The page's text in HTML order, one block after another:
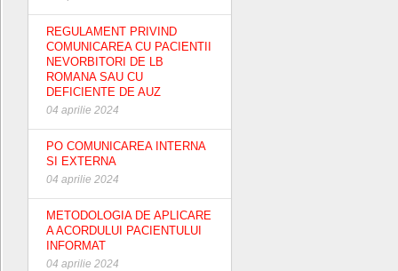
REGULAMENT PRIVIND
COMUNICAREA CU PACIENTII
NEVORBITORI DE LB
ROMANA SAU CU
DEFICIENTE DE AUZ
04 aprilie 2024
PO COMUNICAREA INTERNA
SI EXTERNA
04 aprilie 2024
METODOLOGIA DE APLICARE
A ACORDULUI PACIENTULUI
INFORMAT
04 aprilie 2024